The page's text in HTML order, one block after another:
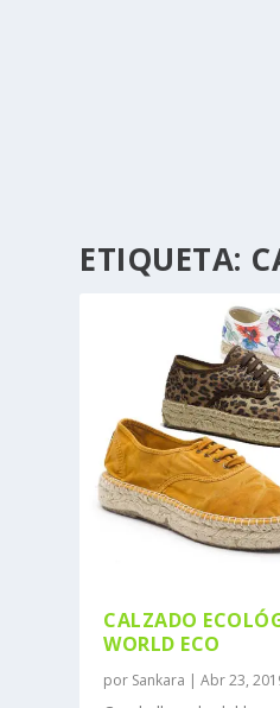
ETIQUETA:
CALZADO
WORLD ECO
por Sankara |Abr 23,